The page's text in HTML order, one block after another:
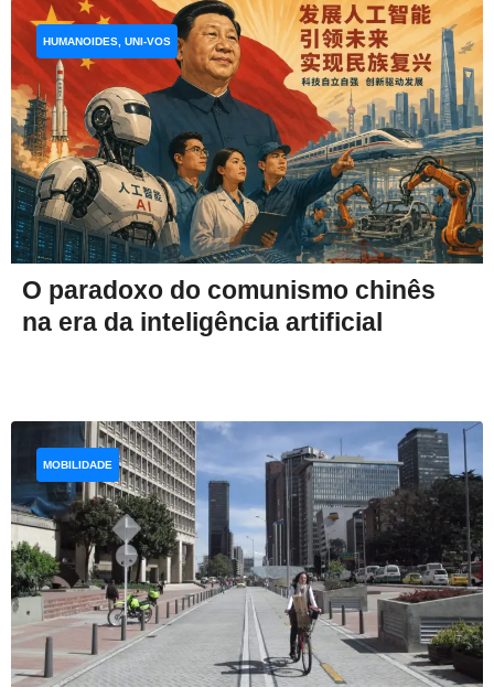
O paradoxo do comunismo chinês
na era da inteligência artificial
HUMANOIDES, UNI-VOS
MOBILIDADE